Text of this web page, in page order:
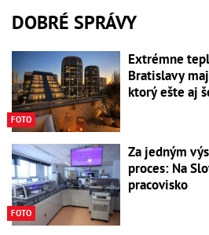
DOBRÉ SPRÁVY
FOTO
Extrémne
Bratislavy
ktorý ešte aj
FOTO
Za jedným
proces: Na
pracovisko